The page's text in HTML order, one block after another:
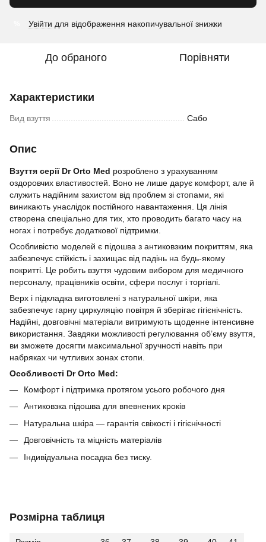
Увійти для відображення накопичувальної знижки
До обраного Порівняти
Характеристики
Вид взуття Сабо
Опис
Взуття серії Dr Orto Med розроблено з урахуванням
оздоровчих властивостей. Воно не лише дарує комфорт, але й
служить надійним захистом від проблем зі стопами, які
виникають унаслідок постійного навантаження. Ця лінія
створена спеціально для тих, хто проводить багато часу на
ногах і потребує додаткової підтримки.
Особливістю моделей є підошва з антиковзким покриттям, яка
забезпечує стійкість і захищає від падінь на будь-якому
покритті. Це робить взуття чудовим вибором для медичного
персоналу, працівників освіти, сфери послуг і торгівлі.
Верх і підкладка виготовлені з натуральної шкіри, яка
забезпечує гарну циркуляцію повітря й зберігає гігієнічність.
Надійні, довговічні матеріали витримують щоденне інтенсивне
використання. Завдяки можливості регулювання об’єму взуття,
ви зможете досягти максимальної зручності навіть при
набряках чи чутливих зонах стопи.
Особливості Dr Orto Med:
Комфорт і підтримка протягом усього робочого дня
Антиковзка підошва для впевнених кроків
Натуральна шкіра — гарантія свіжості і гігієнічності
Довговічність та міцність матеріалів
Індивідуальна посадка без тиску.
Розмірна таблиця